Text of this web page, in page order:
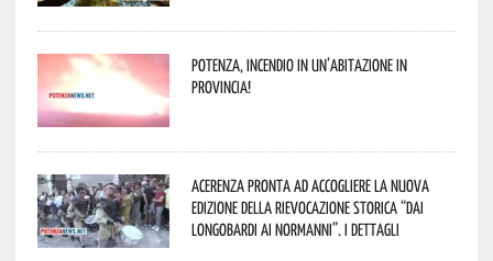
Potenza, incendio in un’abitazione in
provincia!
Acerenza pronta ad accogliere la nuova
edizione della rievocazione storica “Dai
Longobardi ai Normanni”. I dettagli